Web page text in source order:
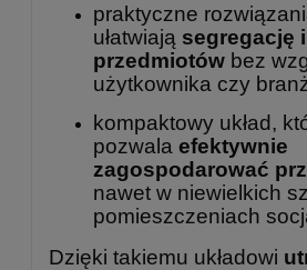
praktyczne
ułatwiają segregację
przedmiotów bez
użytkownika czy
kompaktowy układ,
pozwala efektywnie
zagospodarować
nawet w niewielkich
pomieszczeniach
Dzięki takiemu układowi